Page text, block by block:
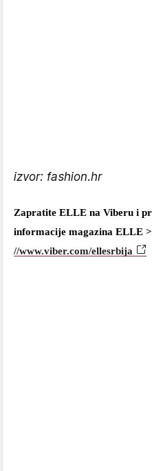
izvor: fashion.hr
Zapratite ELLE na Viberu i
informacije magazina ELLE
//www.viber.com/ellesrbija